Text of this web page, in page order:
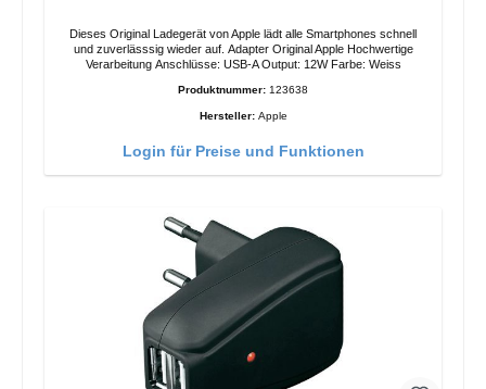
Dieses Original Ladegerät von Apple lädt alle Smartphones schnell
und zuverlässsig wieder auf. Adapter Original Apple Hochwertige
Verarbeitung Anschlüsse: USB-A Output: 12W Farbe: Weiss
Produktnummer: 123638
Hersteller: Apple
Login für Preise und Funktionen